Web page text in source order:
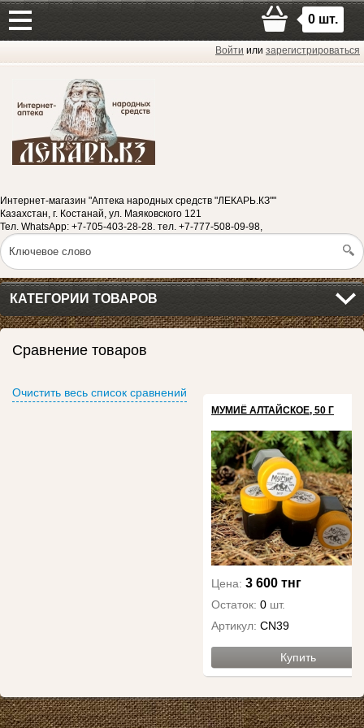
Войти или зарегистрироваться
Интернет-магазин "Аптека народных средств "ЛЕКАРЬ.КЗ""
Казахстан, г. Костанай, ул. Маяковского 121
Тел. WhatsApp: +7-705-403-28-28. тел. +7-777-508-09-98,
0 шт.
КАТЕГОРИИ ТОВАРОВ
Сравнение товаров
Очистить весь список сравнений
МУМИЁ АЛТАЙСКОЕ, 50 Г
Цена: 3 600 тнг
Остаток: 0 шт.
Артикул: CN39
Купить